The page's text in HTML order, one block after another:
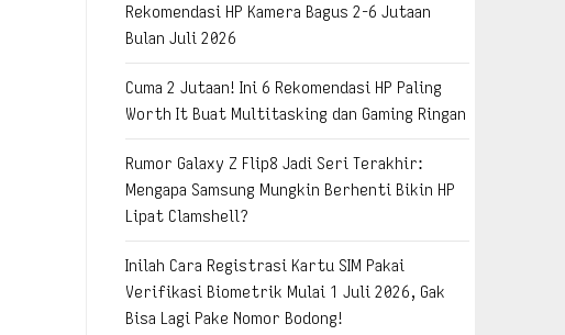
Rekomendasi HP Kamera Bagus 2-6 Jutaan
Bulan Juli 2026
Cuma 2 Jutaan! Ini 6 Rekomendasi HP Paling
Worth It Buat Multitasking dan Gaming Ringan
Rumor Galaxy Z Flip8 Jadi Seri Terakhir:
Mengapa Samsung Mungkin Berhenti Bikin HP
Lipat Clamshell?
Inilah Cara Registrasi Kartu SIM Pakai
Verifikasi Biometrik Mulai 1 Juli 2026, Gak
Bisa Lagi Pake Nomor Bodong!